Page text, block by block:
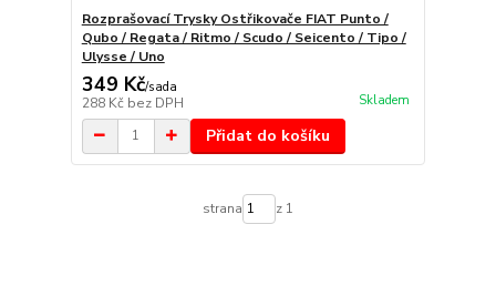
Rozprašovací Trysky Ostřikovače FIAT Punto /
Qubo / Regata / Ritmo / Scudo / Seicento / Tipo /
Ulysse / Uno
349 Kč/sada
288 Kč bez DPH Skladem
Přidat do košíku
strana z 1